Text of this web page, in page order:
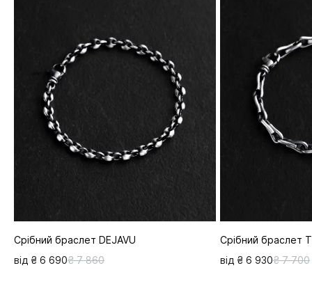
Срібний браслет DEJAVU
від ₴ 6 690₴ 7 860
Срібний браслет
від ₴ 6 930₴ 7 700